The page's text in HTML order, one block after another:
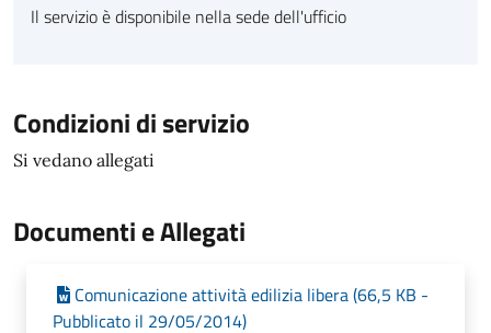
Il servizio è disponibile nella sede dell'ufficio
Condizioni di servizio
Si vedano allegati
Documenti e Allegati
Comunicazione attività edilizia libera (66,5 KB -
Pubblicato il 29/05/2014)